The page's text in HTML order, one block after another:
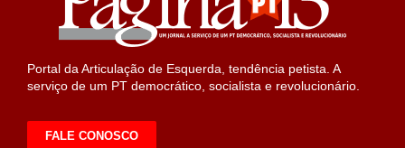
Portal da Articulação de Esquerda, tendência petista. A
serviço de um PT democrático, socialista e revolucionário.
FALE CONOSCO